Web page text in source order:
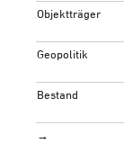
Objektträger
Geopolitik
Bestand
→